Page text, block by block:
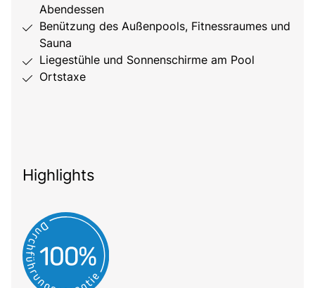
Abendessen
Benützung des Außenpools, Fitnessraumes und
Sauna
Liegestühle und Sonnenschirme am Pool
Ortstaxe
Highlights